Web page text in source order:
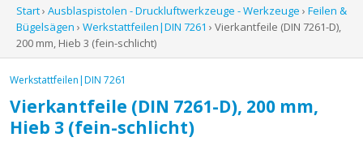
Start› Ausblaspistolen - Druckluftwerkzeuge - Werkzeuge › Feilen &
Bügelsägen › Werkstattfeilen|DIN 7261 › Vierkantfeile (DIN 7261-D),
200 mm, Hieb 3 (fein-schlicht)
Werkstattfeilen|DIN 7261
Vierkantfeile (DIN 7261-D), 200 mm,
Hieb 3 (fein-schlicht)